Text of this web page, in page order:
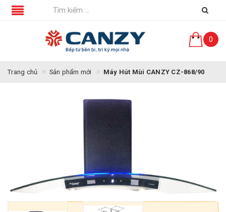
0
Trang chủ Sản phẩm mới Máy Hút Mùi CANZY CZ-868/90